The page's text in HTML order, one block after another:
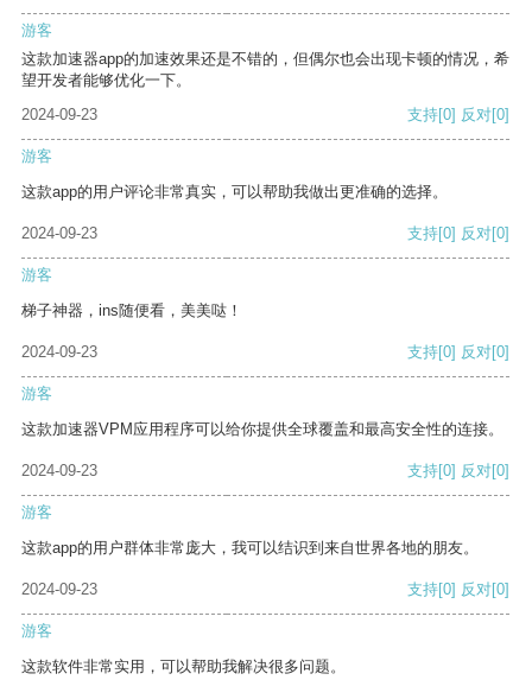
游客
这款加速器app的加速效果还是不错的，但偶尔也会出现卡顿的情况，希
望开发者能够优化一下。
2024-09-23
支持[0] 反对[0]
游客
这款app的用户评论非常真实，可以帮助我做出更准确的选择。
2024-09-23 支持[0] 反对[0]
游客
梯子神器，ins随便看，美美哒！
2024-09-23 支持[0] 反对[0]
游客
这款加速器VPM应用程序可以给你提供全球覆盖和最高安全性的连接。
2024-09-23 支持[0] 反对[0]
游客
这款app的用户群体非常庞大，我可以结识到来自世界各地的朋友。
2024-09-23 支持[0] 反对[0]
游客
这款软件非常实用，可以帮助我解决很多问题。